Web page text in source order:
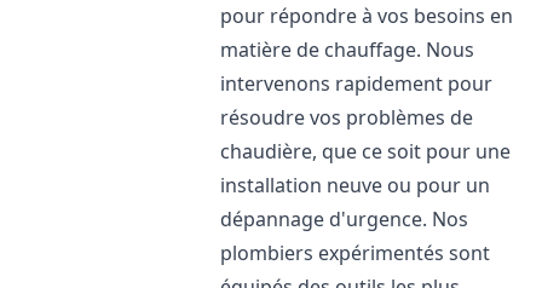
pour répondre à vos besoins en
matière de chauffage. Nous
intervenons rapidement pour
résoudre vos problèmes de
chaudière, que ce soit pour une
installation neuve ou pour un
dépannage d'urgence. Nos
plombiers expérimentés sont